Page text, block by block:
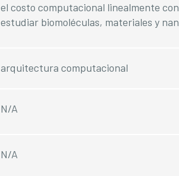
el costo computacional linealmente
estudiar biomoléculas, materiales y
arquitectura computacional
N/A
N/A